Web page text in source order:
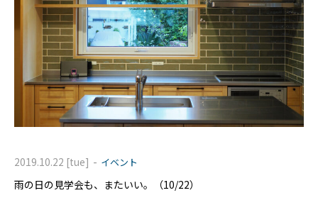
雨の日の見学会も、またいい。（10/22）
2019.10.22 [tue] - イベント